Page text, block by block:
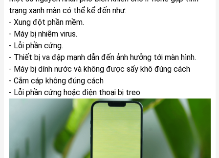
trạng xanh màn có thể kể đến như:
- Xung đột phần mềm.
- Máy bị nhiễm virus.
- Lỗi phần cứng.
- Thiết bị va đập mạnh dẫn đến ảnh hưởng tới màn hình.
- Máy bị dính nước và không được sấy khô đúng cách
- Cắm cáp không đúng cách
- Lỗi phần cứng hoặc điện thoại bị treo